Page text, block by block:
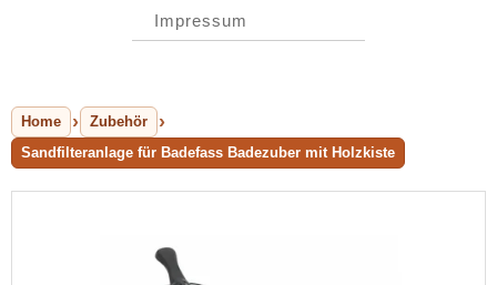
Impressum
Home
Zubehör
Sandfilteranlage für Badefass Badezuber mit Holzkiste